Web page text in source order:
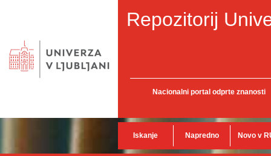
Repozitorij
Nacionalni portal odprte znanosti
Iskanje Napredno Novo v